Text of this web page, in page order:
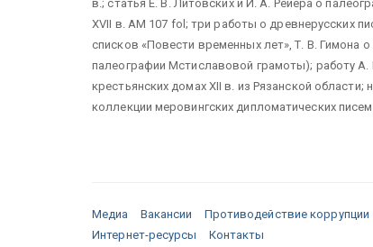
в.; статья Е. В. Литовских и И. А. Рейера о
XVII в. AM 107 fol; три работы о древнерусских
списков «Повести временных лет», Т. В. Гимона
палеографии Мстиславовой грамоты); работу
крестьянских домах XII в. из Рязанской
коллекции меровингских дипломатических
Медиа Вакансии
Противодействие коррупции
Интернет-ресурсы
Контакты